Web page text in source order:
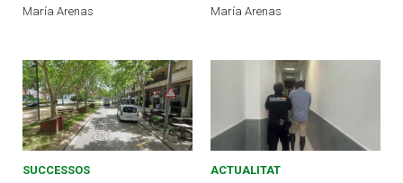
María Arenas María Arenas
SUCCESSOS ACTUALITAT